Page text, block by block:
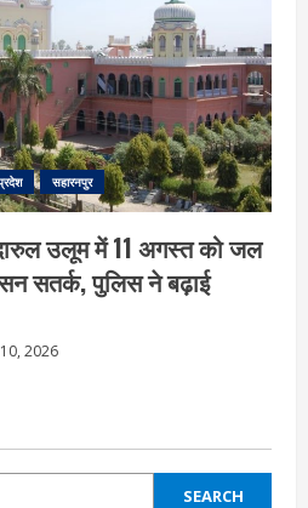
सहारनपुर
उलूम में 11 अगस्त को जल
सतर्क, पुलिस ने बढ़ाई
2026
SEARCH